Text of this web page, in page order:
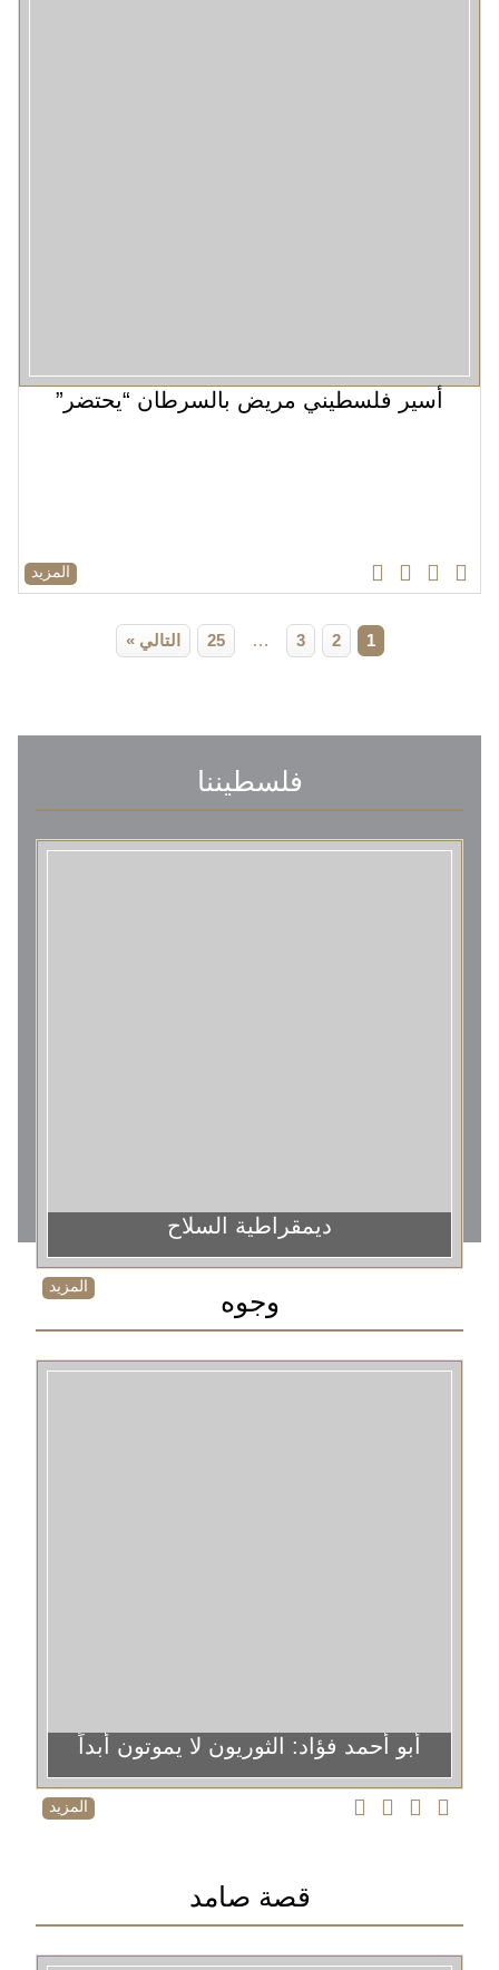
أسير فلسطيني مريض بالسرطان “يحتضر”
المزيد
1
2
3
…
25 التالي »
فلسطيننا
ديمقراطية السلاح
المزيد
وجوه
أبو أحمد فؤاد: الثوريون لا يموتون أبداً
المزيد
قصة صامد